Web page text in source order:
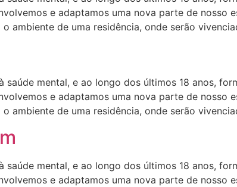
e adaptamos uma nova parte de
ambiente de uma residência, onde serão
saúde mental, e ao longo dos últimos 18 anos,
e adaptamos uma nova parte de
ambiente de uma residência, onde serão
saúde mental, e ao longo dos últimos 18 anos,
e adaptamos uma nova parte de